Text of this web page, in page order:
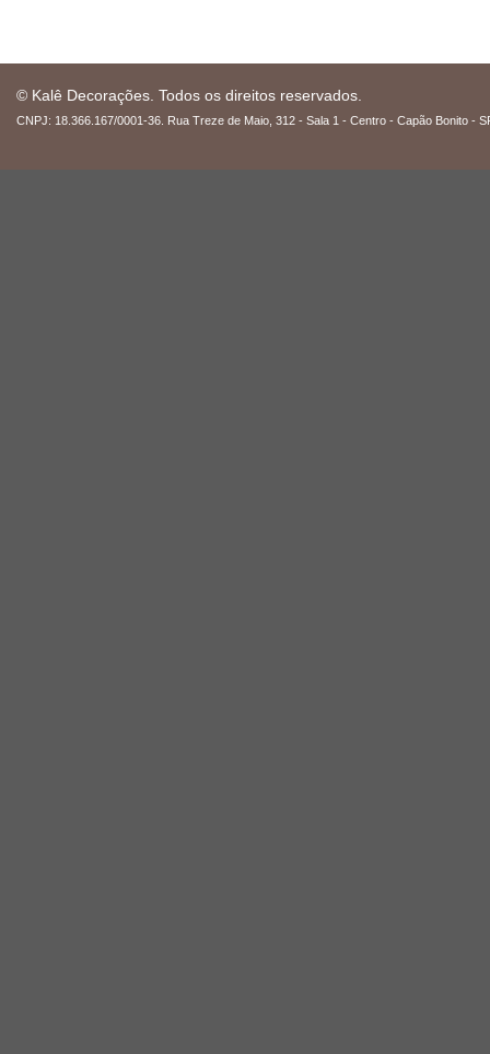
© Kalê Decorações. Todos os direitos reservados.
CNPJ: 18.366.167/0001-36. Rua Treze de Maio, 312 - Sala 1 - Centro - Capão Bonito -